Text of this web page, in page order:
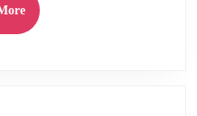
Read
More